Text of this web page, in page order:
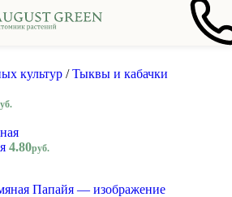
main content
культур / Тыквы и кабачки
4.80руб.